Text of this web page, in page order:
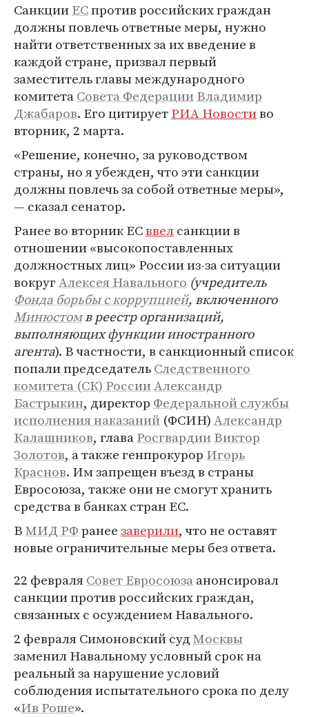
СанкцииЕСпротив российских граждан
должны повлечь ответные меры, нужно
найти ответственных за их введение в
каждой стране, призвал первый
заместитель главы международного
комитетаСовета ФедерацииВладимир
Джабаров. Его цитируетРИА Новостиво
вторник, 2 марта.
«Решение, конечно, за руководством
страны, но я убежден, что эти санкции
должны повлечь за собой ответные меры»,
— сказал сенатор.
Ранее во вторник ЕСввелсанкции в
отношении «высокопоставленных
должностных лиц» России из-за ситуации
вокругАлексея Навального (учредитель
Фонда борьбы с коррупцией, включенного
Минюстомв реестр организаций,
выполняющих функции иностранного
агента). В частности, в санкционный список
попали председательСледственного
комитета (СК) РоссииАлександр
Бастрыкин, директор Федеральной службы
исполнения наказаний (ФСИН)Александр
Калашников, главаРосгвардииВиктор
Золотов, а также генпрокурор Игорь
Краснов. Им запрещен въезд в страны
Евросоюза, также они не смогут хранить
средства в банках стран ЕС.
ВМИД РФранеезаверили, что не оставят
новые ограничительные меры без ответа.
22 февраляСовет Евросоюзаанонсировал
санкции против российских граждан,
связанных с осуждением Навального.
2 февраля Симоновский судМосквы
заменил Навальному условный срок на
реальный за нарушение условий
соблюдения испытательного срока по делу
«Ив Роше».